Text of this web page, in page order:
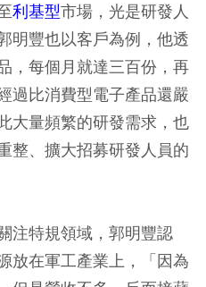
利基型市場，光是研發人
明豐也以客戶為例，他透
，每個月就達三百份，再
過比消費型電子產品還嚴
大量頻繁的研發需求，也
整、擴大招募研發人員的
注特規領域，郭明豐認
放在軍工產業上，「因為